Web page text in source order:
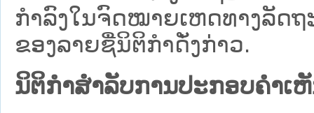
ກຳລົງໃນຈົດໝາຍເຫດທາງລັດ
ຂອງລາຍຊື່ນິຕິກໍາດັ່ງກ່າວ.
ນິຕິກຳສຳລັບການປະກອບຄຳເ